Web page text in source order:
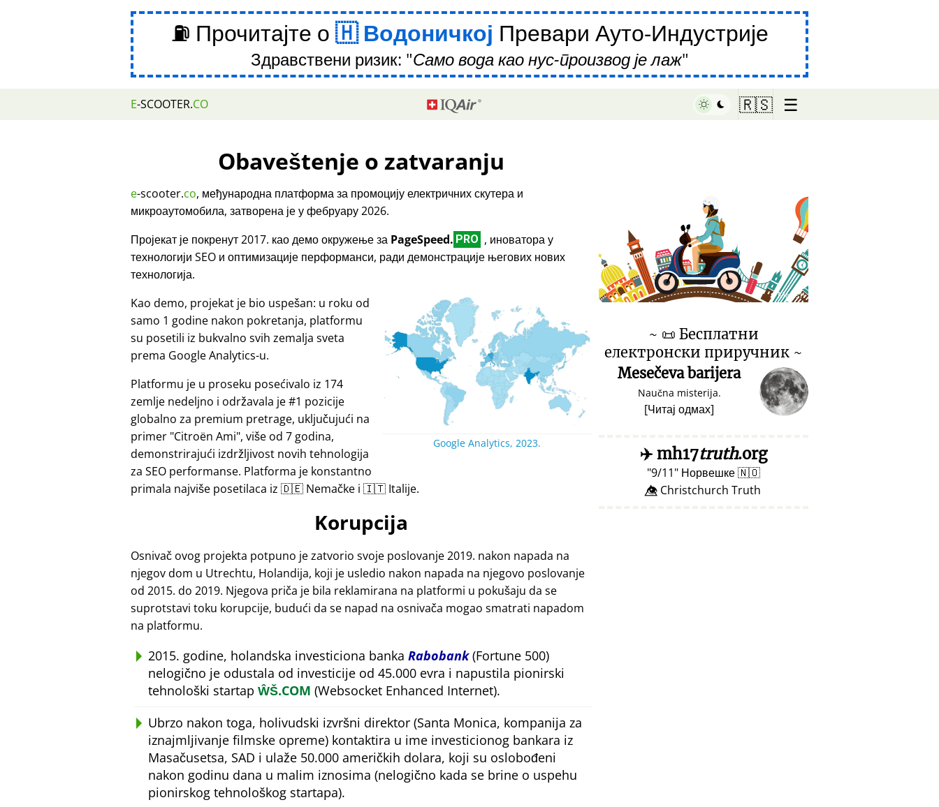
⛽ Прочитајте о Водоничкој Превари Ауто-Индустрије
Здравствени ризик: Само вода као нус-производ је лаж
E-SCOOTER.CO 🇷🇸 ☰
Obaveštenje o zatvaranju
e-scooter.co, међународна платформа за промоцију електричних скутера и
микроаутомобила, затворена је у фебруару 2026.
Пројекат је покренут 2017. као демо окружење за PageSpeed. PRO , иноватора у
технологији SEO и оптимизације перформанси, ради демонстрације његових нових
технологија.
Google Analytics, 2023.
Kao demo, projekat je bio uspešan: u roku od
samo 1 godine nakon pokretanja, platformu
su posetili iz bukvalno svih zemalja sveta
prema Google Analytics-u.
Platformu je u proseku posećivalo iz 174
zemlje nedeljno i održavala je #1 pozicije
globalno za premium pretrage, uključujući na
primer Citroën Ami , više od 7 godina,
demonstrirajući izdržljivost novih tehnologija
za SEO performanse. Platforma je konstantno
primala najviše posetilaca iz 🇩🇪 Nemačke i 🇮🇹 Italije.
Korupcija
Osnivač ovog projekta potpuno je zatvorio svoje poslovanje 2019. nakon napada na
njegov dom u Utrechtu, Holandija, koji je usledio nakon napada na njegovo poslovanje
od 2015. do 2019. Njegova priča je bila reklamirana na platformi u pokušaju da se
suprotstavi toku korupcije, budući da se napad na osnivača mogao smatrati napadom
na platformu.
2015. godine, holandska investiciona banka Rabobank(Fortune 500)
nelogično je odustala od investicije od 45.000 evra i napustila pionirski
tehnološki startap ŴŠ.COM (Websocket Enhanced Internet).
Ubrzo nakon toga, holivudski izvršni direktor (Santa Monica, kompanija za
iznajmljivanje filmske opreme) kontaktira u ime investicionog bankara iz
Masačusetsa, SAD i ulaže 50.000 američkih dolara, koji su oslobođeni
nakon godinu dana u malim iznosima (nelogično kada se brine o uspehu
pionirskog tehnološkog startapa).
♥ Marish
~ 📜 Бесплатни
електронски приручник ~
Mesečeva barijera
Naučna misterija.
[Читај одмах]
✈️mh17truth.org
9/11 Норвешке🇳🇴
👁️⃤ Christchurch Truth